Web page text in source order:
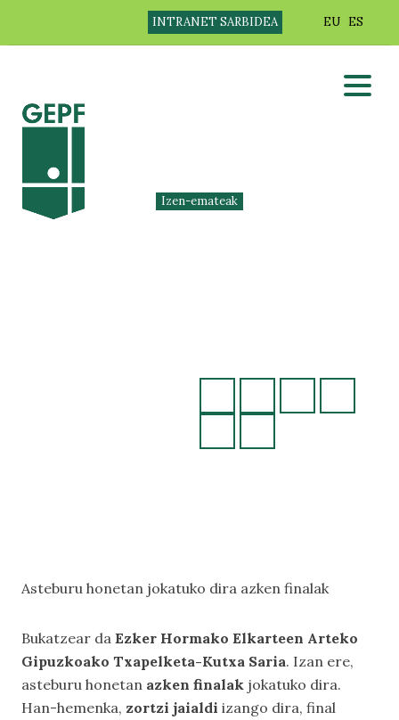
INTRANET SARBIDEA EU ES
Izen-emateak
Asteburu honetan jokatuko dira azken finalak
Bukatzear da Ezker Hormako Elkarteen Arteko
Gipuzkoako Txapelketa-Kutxa Saria. Izan ere,
asteburu honetan azken finalak jokatuko dira.
Han-hemenka, zortzi jaialdi izango dira, final